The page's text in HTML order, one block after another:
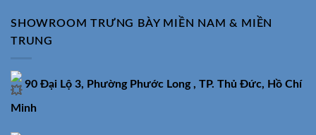
SHOWROOM TRƯNG BÀY MIỀN NAM & MIỀN
TRUNG
90 Đại Lộ 3, Phường Phước Long , TP. Thủ Đức, Hồ Chí
Minh